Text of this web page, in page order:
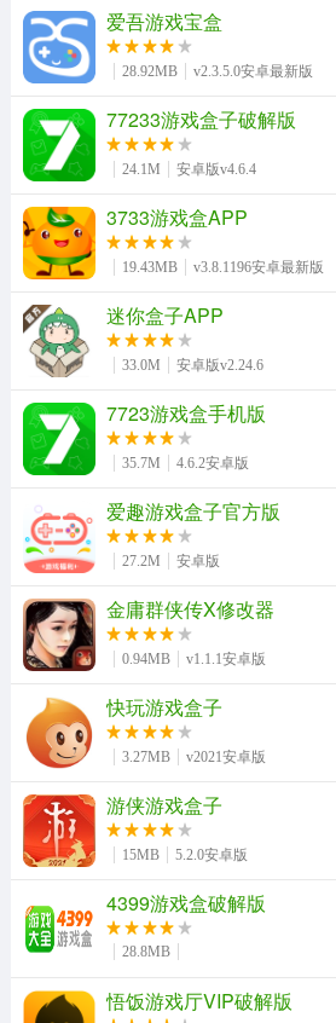
策略塔防 飞行射击
体育竞技
手游工具 其它手游
爱吾游戏宝盒
28.92MB v2.3.5.0安卓最新版
77233游戏盒子破解版
24.1M 安卓版v4.6.4
3733游戏盒APP
19.43MB v3.8.1196安卓最新版
迷你盒子APP
33.0M 安卓版v2.24.6
7723游戏盒手机版
35.7M 4.6.2安卓版
爱趣游戏盒子官方版
27.2M 安卓版
金庸群侠传X修改器
0.94MB v1.1.1安卓版
快玩游戏盒子
3.27MB v2021安卓版
游侠游戏盒子
15MB 5.2.0安卓版
4399游戏盒破解版
28.8MB
悟饭游戏厅VIP破解版